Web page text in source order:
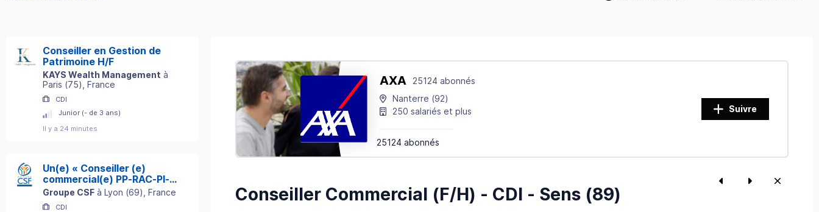
Conseiller en Gestion de
Patrimoine H/F
KAYS Wealth Management à
Paris (75) , France
CDI
Junior (- de 3 ans)
Il y a 24 minutes
Un(e) « Conseiller (e)
commercial(e) PP-RAC-PI-
ADE »
Groupe CSF à Lyon (69) , France
CDI
AXA
25124 abonnés
Nanterre (92)
250 salariés et plus
25124 abonnés
Suivre
Conseiller Commercial (F/H) - CDI - Sens (89)